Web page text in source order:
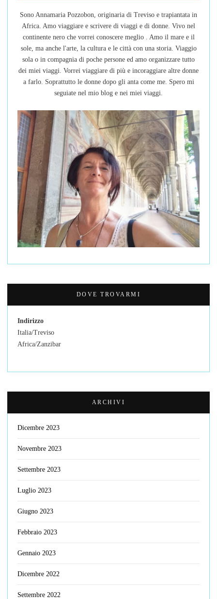
Sono Annamaria Pozzobon, originaria di Treviso e trapiantata in
Africa. Amo viaggiare e scrivere di viaggi e di donne. Vivo nel
continente nero che vorrei conoscere meglio . Amo il mare e il
sole, ma anche l'arte, la cultura e le città con una storia. Viaggio
sola o in compagnia di poche persone ed amo organizzare tutto
dei miei viaggi. Vorrei viaggiare di più e incoraggiare altre donne
a farlo. Soprattutto le donne dopo gli anta come me. Spero mi
seguiate nel mio blog e nei miei viaggi.
DOVE TROVARMI
Indirizzo
Italia/Treviso
Africa/Zanzibar
ARCHIVI
Dicembre 2023
Novembre 2023
Settembre 2023
Luglio 2023
Giugno 2023
Febbraio 2023
Gennaio 2023
Dicembre 2022
Settembre 2022